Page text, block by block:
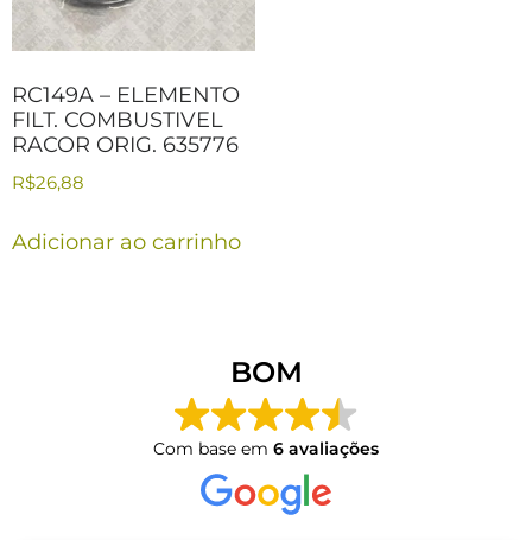
RC149A – ELEMENTO
FILT. COMBUSTIVEL
RACOR ORIG. 635776
R$26,88
Adicionar ao carrinho
BOM
Com base em 6 avaliações